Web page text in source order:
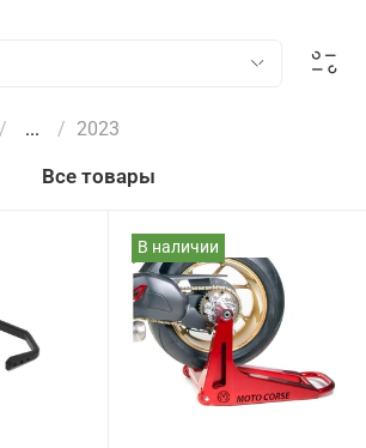
... 2023
Все товары
В наличии